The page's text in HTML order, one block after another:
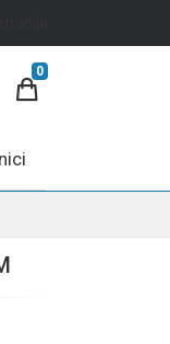
0